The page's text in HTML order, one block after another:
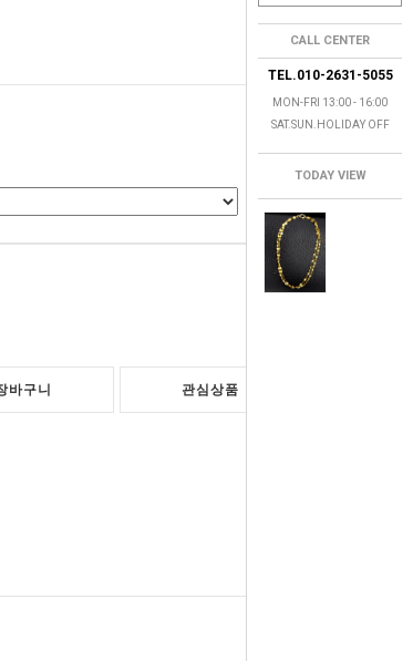
CALL CENTER
TEL.010-2631-5055
MON-FRI 13:00 - 16:00
SAT.SUN.HOLIDAY OFF
TODAY VIEW
0원
바구니 관심상품